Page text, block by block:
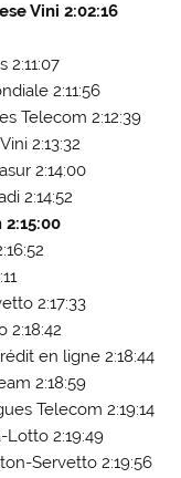
Vini 2:02:16
2:11:07
2:11:56
Telecom 2:12:39
2:13:32
2:14:00
2:14:52
2:17:33
2:18:42
en ligne 2:18:44
2:18:59
Telecom 2:19:14
Lotto 2:19:49
Servetto 2:19:56